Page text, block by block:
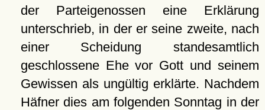
der Parteigenossen eine Erklärung
unterschrieb, in der er seine zweite, nach
einer Scheidung standesamtlich
geschlossene Ehe vor Gott und seinem
Gewissen als ungültig erklärte. Nachdem
Häfner dies am folgenden Sonntag in der